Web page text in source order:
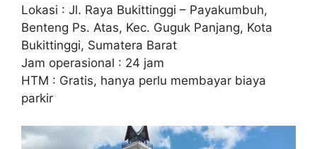
Lokasi : Jl. Raya Bukittinggi – Payakumbuh,
Benteng Ps. Atas, Kec. Guguk Panjang, Kota
Bukittinggi, Sumatera Barat
Jam operasional : 24 jam
HTM : Gratis, hanya perlu membayar biaya
parkir